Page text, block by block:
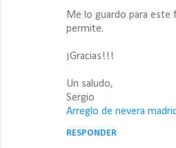
Me lo guardo para este
permite.
¡Gracias!!!
Un saludo,
Sergio
Arreglo de nevera madrid
RESPONDER